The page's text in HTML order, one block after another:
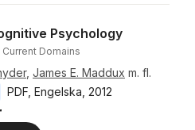
Psychology
Domains
, James E. Maddux m. fl.
PDF Engelska 2012